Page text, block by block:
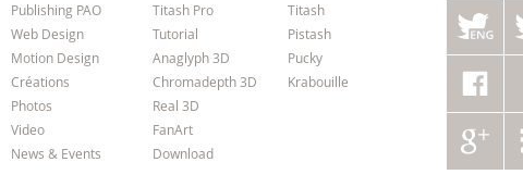
Publishing PAO
Web Design
Motion Design
Créations
Photos
Video
News & Events
Titash Pro
Tutorial
Anaglyph 3D
Chromadepth 3D
Real 3D
FanArt
Download
Titash
Pistash
Pucky
Krabouille